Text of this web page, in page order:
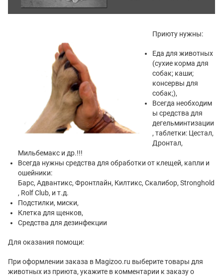
Приюту нужны:
Еда для животных
(сухие корма для
собак; каши;
консервы для
собак;),
Всегда необходим
ы средства для
дегельминтизации
, таблетки: Цестал,
Дронтал,
Мильбемакс и др.!!!
Всегда нужны средства для обработки от клещей, капли и
ошейники:
Барс, Адвантикс, Фронтлайн, Килтикс, Скалибор, Stronghold
, Rolf Club, и т.д.
Подстилки, миски,
Клетка для щенков,
Средства для дезинфекции
Для оказания помощи:
При оформлении заказа в Magizoo.ru выберите товары для
животных из приюта, укажите в комментарии к заказу о